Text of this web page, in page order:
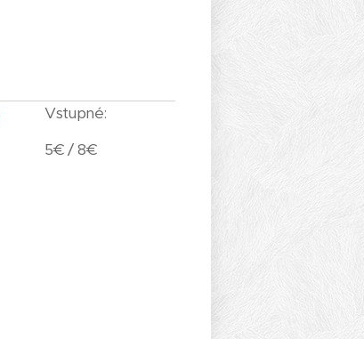
Vstupné:
5€ / 8€